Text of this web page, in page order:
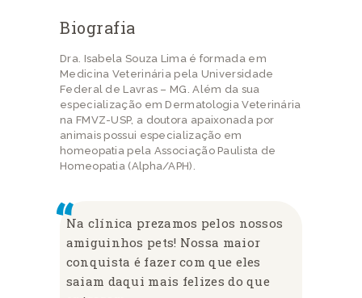
Biografia
Dra. Isabela Souza Lima é formada em
Medicina Veterinária pela Universidade
Federal de Lavras – MG. Além da sua
especialização em Dermatologia Veterinária
na FMVZ-USP, a doutora apaixonada por
animais possui especialização em
homeopatia pela Associação Paulista de
Homeopatia (Alpha/APH).
Na clínica prezamos pelos nossos
amiguinhos pets! Nossa maior
conquista é fazer com que eles
saiam daqui mais felizes do que